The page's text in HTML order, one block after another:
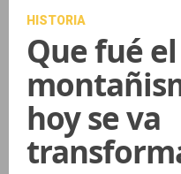
HISTORIA
Que fué el
hoy se va